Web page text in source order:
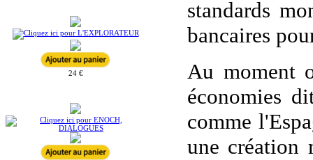
24 €
standards
bancaires
Au moment
économies
comme
une création